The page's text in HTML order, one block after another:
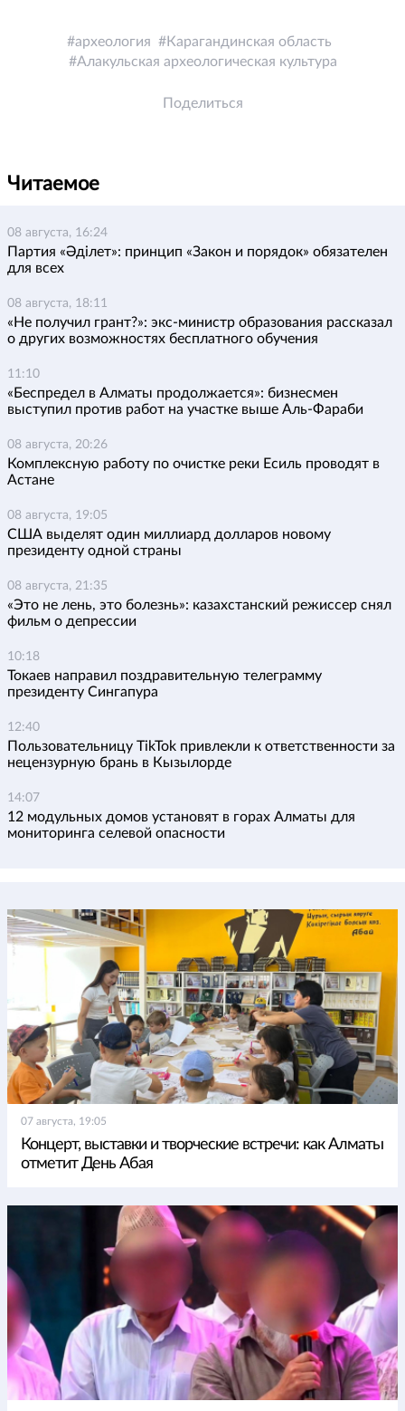
археология
Карагандинская область
Алакульская археологическая культура
Поделиться
Читаемое
08 августа, 16:24
Партия «Әділет»: принцип «Закон и порядок» обязателен
для всех
08 августа, 18:11
«Не получил грант?»: экс-министр образования рассказал
о других возможностях бесплатного обучения
11:10
«Беспредел в Алматы продолжается»: бизнесмен
выступил против работ на участке выше Аль-Фараби
08 августа, 20:26
Комплексную работу по очистке реки Есиль проводят в
Астане
08 августа, 19:05
США выделят один миллиард долларов новому
президенту одной страны
08 августа, 21:35
«Это не лень, это болезнь»: казахстанский режиссер снял
фильм о депрессии
10:18
Токаев направил поздравительную телеграмму
президенту Сингапура
12:40
Пользовательницу TikTok привлекли к ответственности за
нецензурную брань в Кызылорде
14:07
12 модульных домов установят в горах Алматы для
мониторинга селевой опасности
07 августа, 19:05
Концерт, выставки и творческие встречи: как Алматы
отметит День Абая